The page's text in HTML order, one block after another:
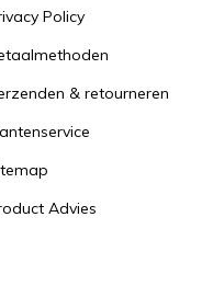
Policy
& retourneren
Advies